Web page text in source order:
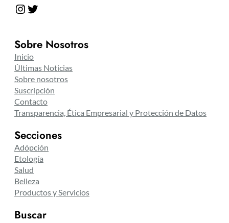
Instagram Twitter
Sobre Nosotros
Inicio
Últimas Noticias
Sobre nosotros
Suscripción
Contacto
Transparencia, Ética Empresarial y Protección de Datos
Secciones
Adópción
Etología
Salud
Belleza
Productos y Servicios
Buscar